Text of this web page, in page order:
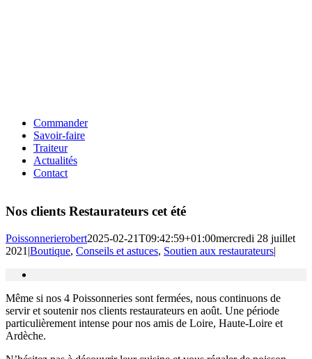
Commander
Savoir-faire
Traiteur
Actualités
Contact
Nos clients Restaurateurs cet été
Poissonnerierobert2025-02-21T09:42:59+01:00mercredi 28 juillet
2021 |Boutique, Conseils et astuces, Soutien aux restaurateurs|
Même si nos 4 Poissonneries sont fermées, nous continuons de
servir et soutenir nos clients restaurateurs en août. Une période
particulièrement intense pour nos amis de Loire, Haute-Loire et
Ardèche.